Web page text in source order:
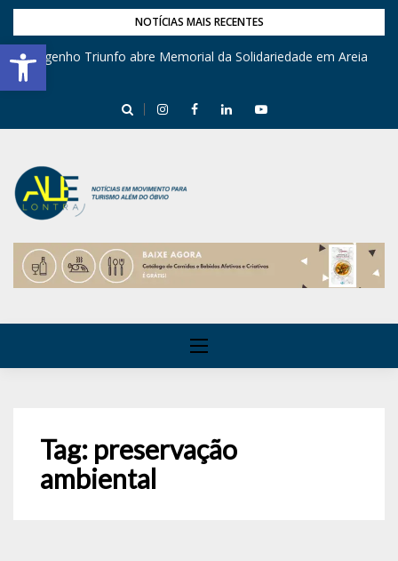
Barra de Ferramentas Aberta
NOTÍCIAS MAIS RECENTES
Engenho Triunfo abre Memorial da Solidariedade em Areia
Tag: preservação
ambiental